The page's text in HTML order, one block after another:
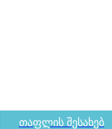
თაფლის შესახებ